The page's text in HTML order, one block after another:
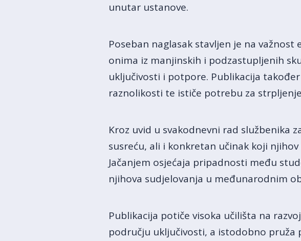
unutar ustanove.
Poseban naglasak stavljen je na
onima iz manjinskih i podzastupljenih
uključivosti i potpore. Publikacija
raznolikosti te ističe potrebu za
Kroz uvid u svakodnevni rad službenika
susreću, ali i konkretan učinak koji
Jačanjem osjećaja pripadnosti među
njihova sudjelovanja u međunarodnim
Publikacija potiče visoka učilišta na
području uključivosti, a istodobno